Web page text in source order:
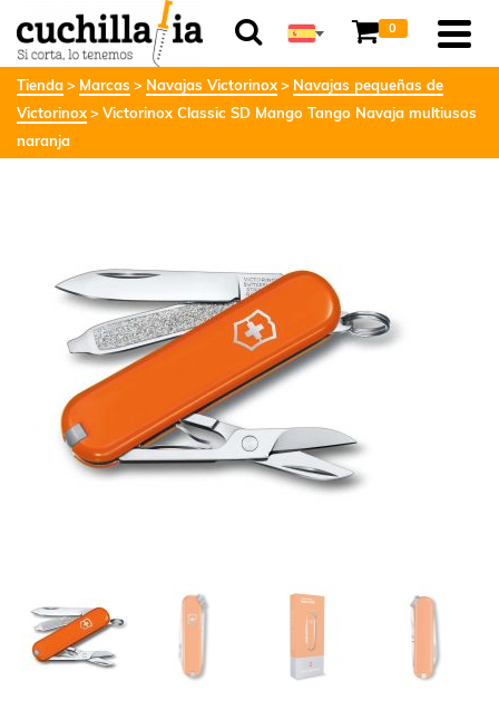
0
Tienda Marcas Navajas Victorinox
Navajas pequeñas de
Victorinox
Victorinox Classic SD Mango Tango Navaja multiusos
naranja